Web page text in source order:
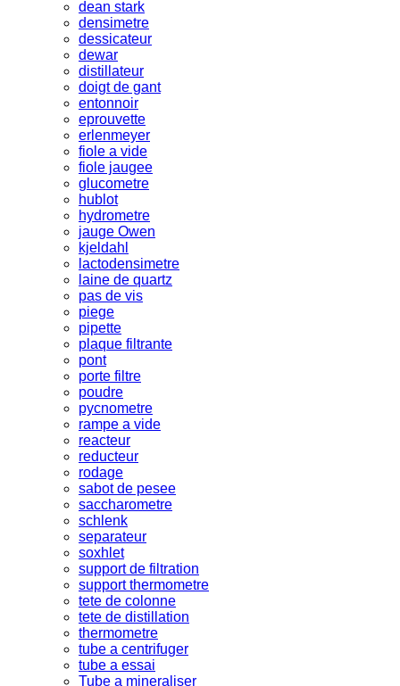
dean stark
densimetre
dessicateur
dewar
distillateur
doigt de gant
entonnoir
eprouvette
erlenmeyer
fiole a vide
fiole jaugee
glucometre
hublot
hydrometre
jauge Owen
kjeldahl
lactodensimetre
laine de quartz
pas de vis
piege
pipette
plaque filtrante
pont
porte filtre
poudre
pycnometre
rampe a vide
reacteur
reducteur
rodage
sabot de pesee
saccharometre
schlenk
separateur
soxhlet
support de filtration
support thermometre
tete de colonne
tete de distillation
thermometre
tube a centrifuger
tube a essai
Tube a mineraliser